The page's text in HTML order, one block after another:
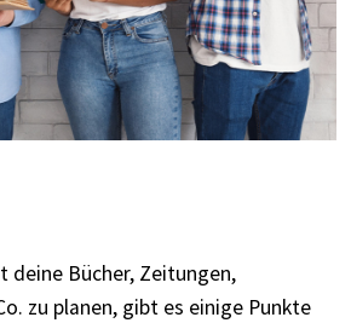
deine Bücher, Zeitungen,
zu planen, gibt es einige Punkte